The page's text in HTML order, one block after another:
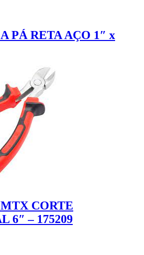
PÁ RETA AÇO 1″ x
CORTE
6″ – 175209